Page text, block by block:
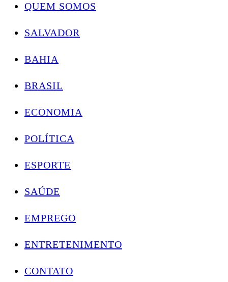
QUEM SOMOS
SALVADOR
BAHIA
BRASIL
ECONOMIA
POLÍTICA
ESPORTE
SAÚDE
EMPREGO
ENTRETENIMENTO
CONTATO